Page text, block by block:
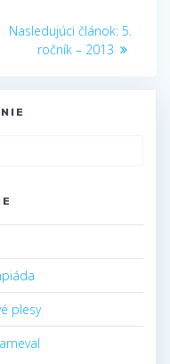
Nasledujúci článok:
článok:
5.
ročník – 2013
plesy